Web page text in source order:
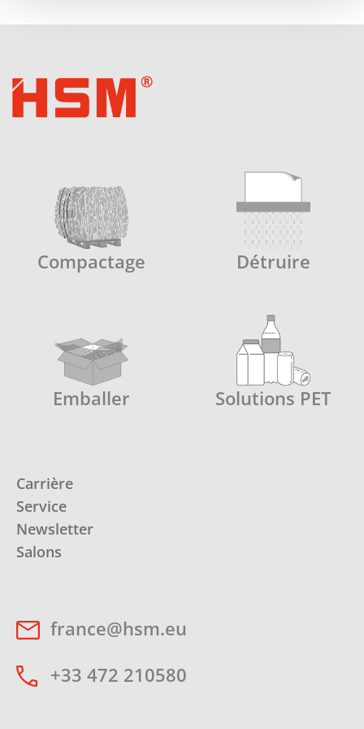
Compactage Détruire
Emballer Solutions PET
Carrière
Service
Newsletter
Salons
france@hsm.eu
+33 472 210580